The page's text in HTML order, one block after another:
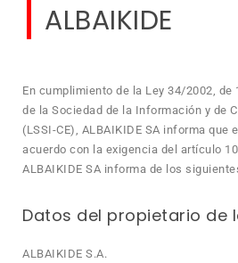
ALBAIKIDE
En cumplimiento de la Ley 34/2002, de
de la Sociedad de la Información y de
(LSSI-CE), ALBAIKIDE SA informa
acuerdo con la exigencia del artículo
ALBAIKIDE SA informa de los
Datos del propietario de
ALBAIKIDE S.A.